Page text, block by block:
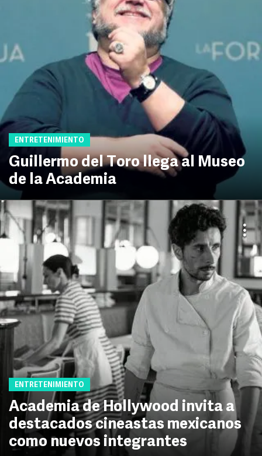
ENTRETENIMIENTO
Guillermo del Toro llega al Museo
de la Academia
ENTRETENIMIENTO
Academia de Hollywood invita a
destacados cineastas mexicanos
como nuevos integrantes